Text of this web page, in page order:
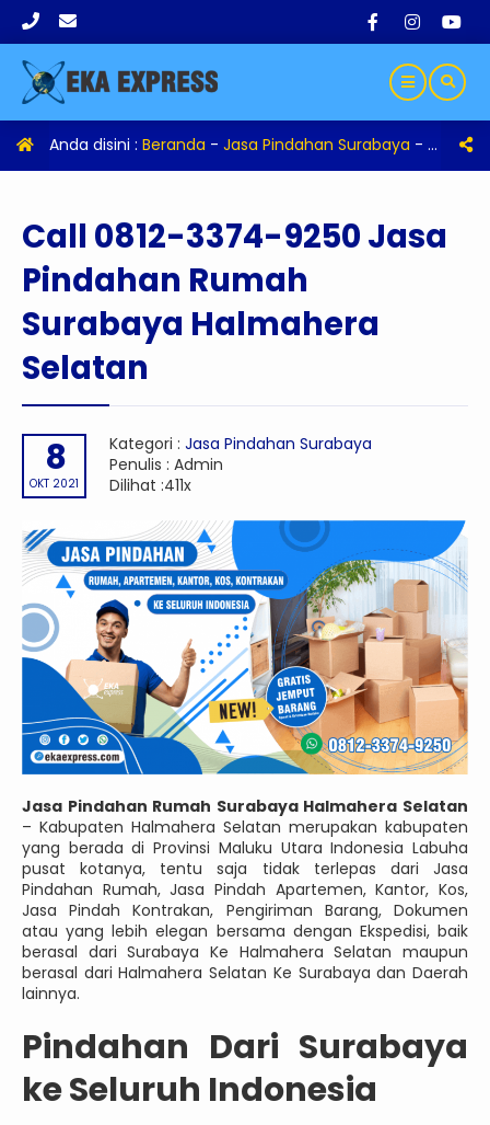
Anda disini : Beranda - Jasa Pindahan Surabaya - Call
Call 0812-3374-9250 Jasa
Pindahan Rumah
Surabaya Halmahera
Selatan
8
OKT 2021
Kategori : Jasa Pindahan Surabaya
Penulis : Admin
Dilihat :411x
Jasa Pindahan Rumah Surabaya Halmahera Selatan
– Kabupaten Halmahera Selatan merupakan kabupaten
yang berada di Provinsi Maluku Utara Indonesia Labuha
pusat kotanya, tentu saja tidak terlepas dari Jasa
Pindahan Rumah, Jasa Pindah Apartemen, Kantor, Kos,
Jasa Pindah Kontrakan, Pengiriman Barang, Dokumen
atau yang lebih elegan bersama dengan Ekspedisi, baik
berasal dari Surabaya Ke Halmahera Selatan maupun
berasal dari Halmahera Selatan Ke Surabaya dan Daerah
lainnya.
Pindahan Dari Surabaya
ke Seluruh Indonesia